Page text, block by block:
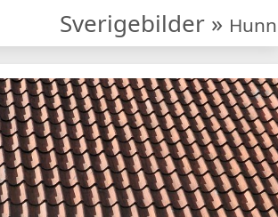
Sverigebilder»